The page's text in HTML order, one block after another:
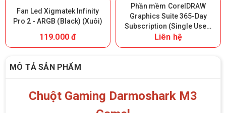
Fan Led Xigmatek Infinity
Pro 2 - ARGB (Black) (Xuôi)
119.000 đ
Phần mềm CorelDRAW
Graphics Suite 365-Day
Subscription (Single User)
- 365 ngày
Liên hệ
MÔ TẢ SẢN PHẨM
Chuột Gaming Darmoshark M3